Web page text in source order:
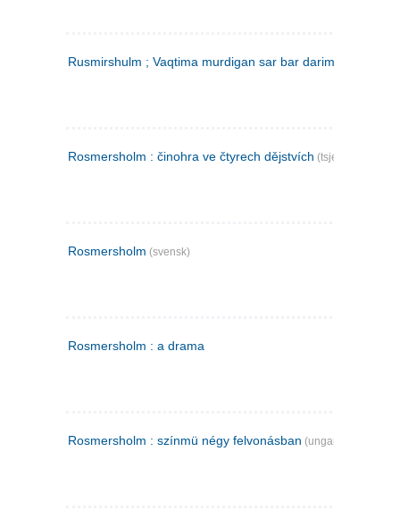
Rusmirshulm ; Vaqtima murdigan sar bar darim
Rosmersholm : činohra ve čtyrech dějstvích (tsjekkisk)
Rosmersholm (svensk)
Rosmersholm : a drama
Rosmersholm : színmü négy felvonásban (ungarsk)